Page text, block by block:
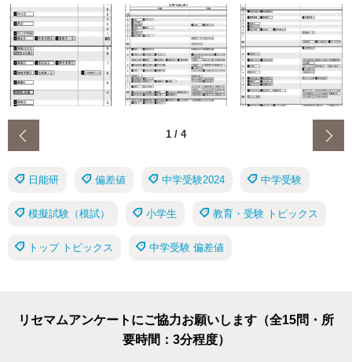
1 / 4
日能研 偏差値 中学受験2024 中学受験
模擬試験（模試） 小学生 教育・受験 トピックス
トップ トピックス 中学受験 偏差値
リセマムアンケートにご協力お願いします（全15問・所
要時間：3分程度）